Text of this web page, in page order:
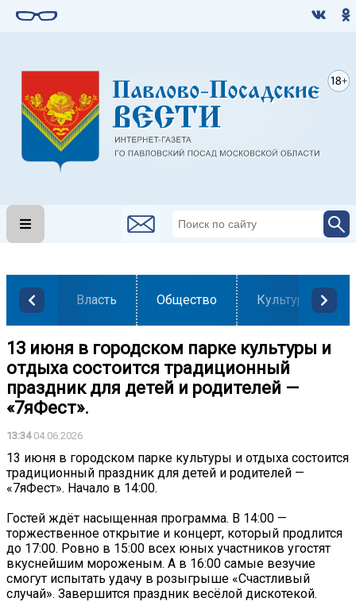
Власть Общество Культура
13 июня в городском парке культуры и
отдыха состоится традиционный
праздник для детей и родителей —
«7яФест».
13:3404.06.2026
13 июня в городском парке культуры и отдыха состоится
традиционный праздник для детей и родителей —
«7яФест». Начало в 14:00.
Гостей ждёт насыщенная программа. В 14:00 —
торжественное открытие и концерт, который продлится
до 17:00. Ровно в 15:00 всех юных участников угостят
вкуснейшим мороженым. А в 16:00 самые везучие
смогут испытать удачу в розыгрыше «Счастливый
случай». Завершится праздник весёлой дискотекой.